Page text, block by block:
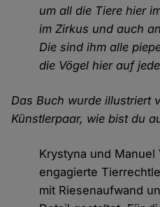
um all die Tiere hier
im Zirkus und auch
Die sind ihm alle
die Vögel hier auf
Das Buch wurde illustriert
Künstlerpaar, wie bist du
Krystyna und Manuel
engagierte
mit Riesenaufwand